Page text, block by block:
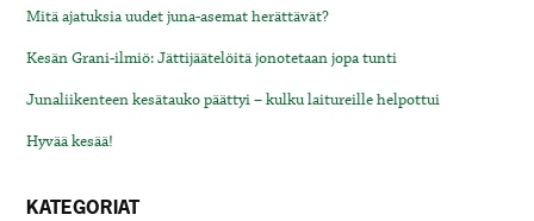
Mitä ajatuksia uudet juna-asemat herättävät?
Kesän Grani-ilmiö: Jättijäätelöitä jonotetaan jopa tunti
Junaliikenteen kesätauko päättyi – kulku laitureille helpottui
Hyvää kesää!
KATEGORIAT